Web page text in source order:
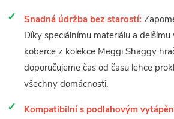
Snadná údržba bez starostí:
Díky speciálnímu materiálu a delšímu
koberce z kolekce Meggi Shaggy
doporučujeme čas od času lehce
všechny domácnosti.
Kompatibilní s podlahovým